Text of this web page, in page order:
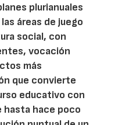
plurianuales
áreas de juego
social, con
vocación
más
que convierte
educativo con
hasta hace poco